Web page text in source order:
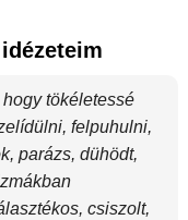
tökéletessé
felpuhulni,
parázs, dühödt,
csiszolt,